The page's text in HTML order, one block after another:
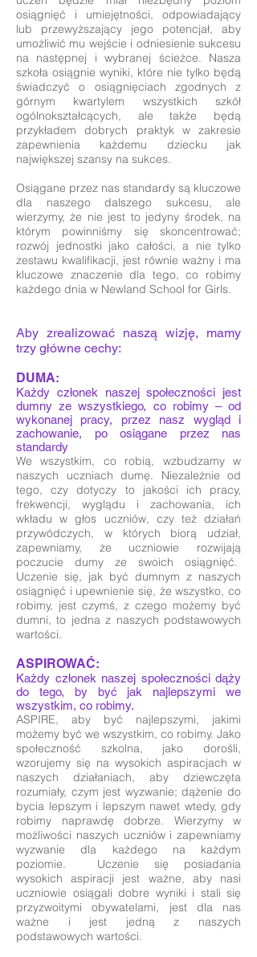
osiągnięć i umiejętności, odpowiadający
lub przewyższający jego potencjał, aby
umożliwić mu wejście i odniesienie sukcesu
na następnej i wybranej ścieżce. Nasza
szkoła osiągnie wyniki, które nie tylko będą
świadczyć o osiągnięciach zgodnych z
górnym kwartylem wszystkich szkół
ogólnokształcących, ale także będą
przykładem dobrych praktyk w zakresie
zapewnienia każdemu dziecku jak
największej szansy na sukces.
Osiągane przez nas standardy są kluczowe
dla naszego dalszego sukcesu, ale
wierzymy, że nie jest to jedyny środek, na
którym powinniśmy się skoncentrować;
rozwój jednostki jako całości, a nie tylko
zestawu kwalifikacji, jest równie ważny i ma
kluczowe znaczenie dla tego, co robimy
każdego dnia w Newland School for Girls.
Aby zrealizować naszą wizję, mamy
trzy główne cechy: ​
DUMA:
Każdy członek naszej społeczności jest
dumny ze wszystkiego, co robimy – od
wykonanej pracy, przez nasz wygląd i
zachowanie, po osiągane przez nas
standardy
We wszystkim, co robią, wzbudzamy w
naszych uczniach dumę. Niezależnie od
tego, czy dotyczy to jakości ich pracy,
frekwencji, wyglądu i zachowania, ich
wkładu w głos uczniów, czy też działań
przywódczych, w których biorą udział,
zapewniamy, że uczniowie rozwijają
poczucie dumy ze swoich osiągnięć.
Uczenie się, jak być dumnym z naszych
osiągnięć i upewnienie się, że wszystko, co
robimy, jest czymś, z czego możemy być
dumni, to jedna z naszych podstawowych
wartości.
ASPIROWAĆ:
Każdy członek naszej społeczności dąży
do tego, by być jak najlepszymi we
wszystkim, co robimy.
ASPIRE, aby być najlepszymi, jakimi
możemy być we wszystkim, co robimy. Jako
społeczność szkolna, jako dorośli,
wzorujemy się na wysokich aspiracjach w
naszych działaniach, aby dziewczęta
rozumiały, czym jest wyzwanie; dążenie do
bycia lepszym i lepszym nawet wtedy, gdy
robimy naprawdę dobrze. Wierzymy w
możliwości naszych uczniów i zapewniamy
wyzwanie dla każdego na każdym
poziomie. Uczenie się posiadania
wysokich aspiracji jest ważne, aby nasi
uczniowie osiągali dobre wyniki i stali się
przyzwoitymi obywatelami, jest dla nas
ważne i jest jedną z naszych
podstawowych wartości.